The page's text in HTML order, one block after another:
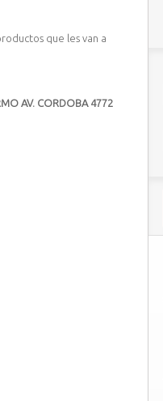
que les van a
AV. CORDOBA 4772